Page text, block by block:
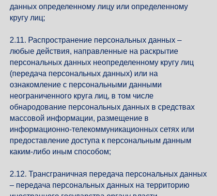
данных определенному лицу или определенному
кругу лиц;
2.11. Распространение персональных данных –
любые действия, направленные на раскрытие
персональных данных неопределенному кругу лиц
(передача персональных данных) или на
ознакомление с персональными данными
неограниченного круга лиц, в том числе
обнародование персональных данных в средствах
массовой информации, размещение в
информационно-телекоммуникационных сетях или
предоставление доступа к персональным данным
каким-либо иным способом;
2.12. Трансграничная передача персональных данных
– передача персональных данных на территорию